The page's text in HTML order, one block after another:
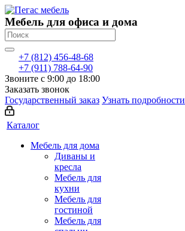
Мебель для офиса и дома
+7 (812) 456-48-68
+7 (911) 788-64-90
Звоните с 9:00 до 18:00
Заказать звонок
Государственный заказ Узнать подробности
Каталог
Мебель для дома
Диваны и
кресла
Мебель для
кухни
Мебель для
гостиной
Мебель для